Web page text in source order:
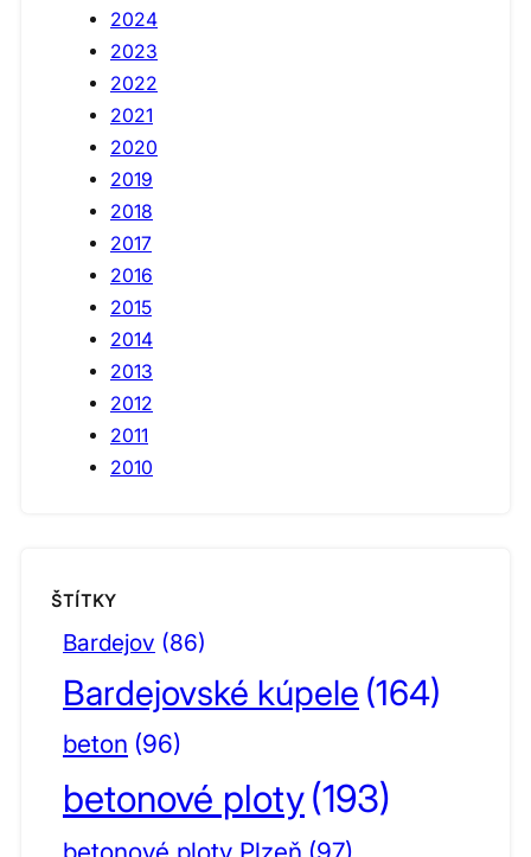
2024
2023
2022
2021
2020
2019
2018
2017
2016
2015
2014
2013
2012
2011
2010
ŠTÍTKY
Bardejov (86)
Bardejovské kúpele (164)
beton (96)
betonové ploty(193)